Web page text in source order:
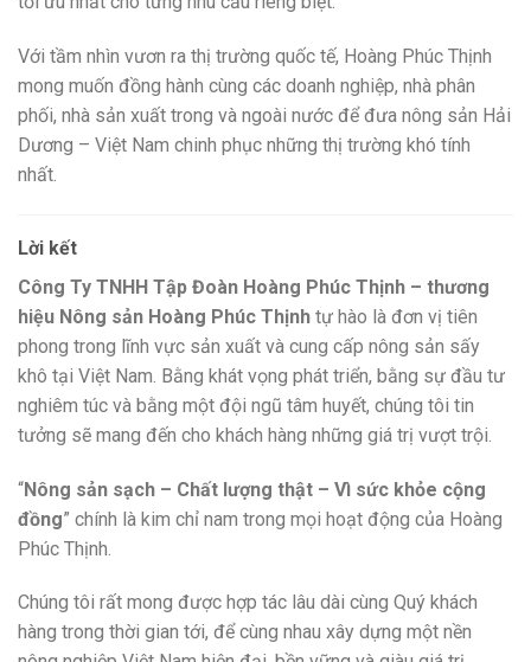
Với tầm nhìn vươn ra thị trường quốc tế, Hoàng Phúc Thịnh
mong muốn đồng hành cùng các doanh nghiệp, nhà phân
phối, nhà sản xuất trong và ngoài nước để đưa nông sản Hải
Dương – Việt Nam chinh phục những thị trường khó tính
nhất.
Lời kết
Công Ty TNHH Tập Đoàn Hoàng Phúc Thịnh – thương
hiệu Nông sản Hoàng Phúc Thịnh tự hào là đơn vị tiên
phong trong lĩnh vực sản xuất và cung cấp nông sản sấy
khô tại Việt Nam. Bằng khát vọng phát triển, bằng sự đầu tư
nghiêm túc và bằng một đội ngũ tâm huyết, chúng tôi tin
tưởng sẽ mang đến cho khách hàng những giá trị vượt trội.
“Nông sản sạch – Chất lượng thật – Vì sức khỏe cộng
đồng” chính là kim chỉ nam trong mọi hoạt động của Hoàng
Phúc Thịnh.
Chúng tôi rất mong được hợp tác lâu dài cùng Quý khách
hàng trong thời gian tới, để cùng nhau xây dựng một nền